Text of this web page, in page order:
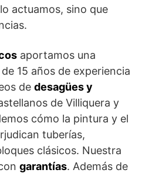
actuamos, sino que
aportamos una
15 años de experiencia
de desagües y
de Villiquera y
cómo la pintura y el
tuberías,
clásicos. Nuestra
garantías. Además de